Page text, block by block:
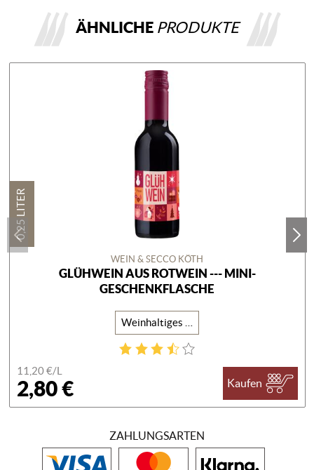
ÄHNLICHE PRODUKTE
0,25 LITER
WEIN & SECCO KÖTH
GLÜHWEIN AUS ROTWEIN --- MINI-
GESCHENKFLASCHE
11,20 €/L
2,80 € Kaufen
ZAHLUNGSARTEN